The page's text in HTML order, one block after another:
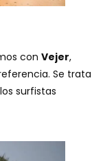
con Vejer,
Se trata
surfistas